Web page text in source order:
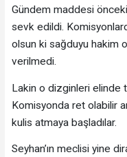
Gündem maddesi
sevk edildi.
olsun ki sağduyu hakim
verilmedi.
Lakin o dizginleri elinde
Komisyonda ret olabilir
kulis atmaya başladılar.
Seyhan’ın meclisi yine